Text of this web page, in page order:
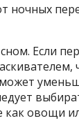
ночных
Если
как овощи